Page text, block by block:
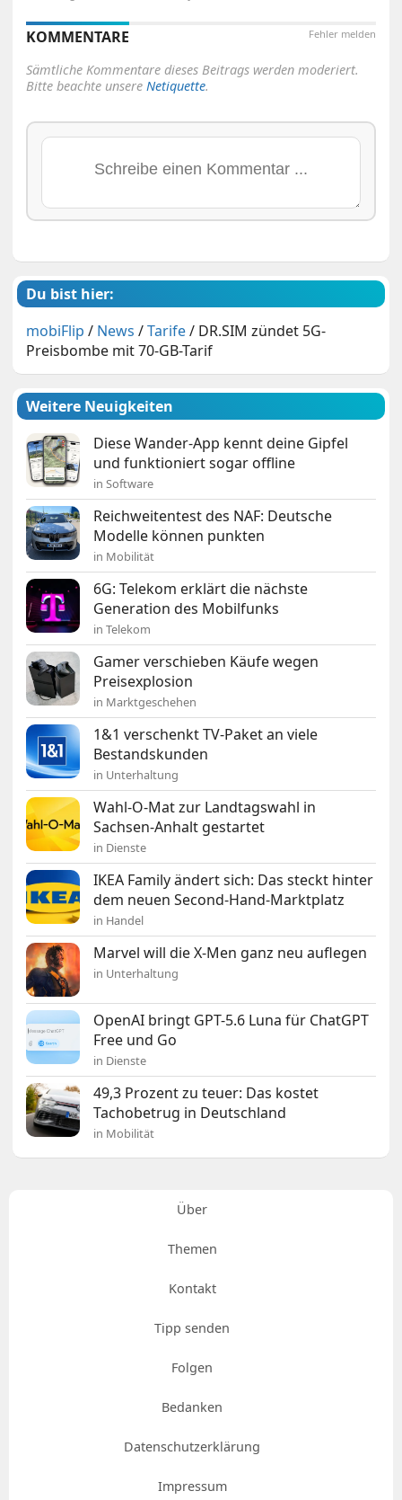
Fehler melden
KOMMENTARE
Sämtliche Kommentare dieses Beitrags werden moderiert.
Bitte beachte unsereNetiquette.
Du bist hier:
mobiFlip / News /Tarife/ DR.SIM zündet 5G-
Preisbombe mit 70-GB-Tarif
Weitere Neuigkeiten
Diese Wander-App kennt deine Gipfel
und funktioniert sogar offline
in Software
Reichweitentest des NAF: Deutsche
Modelle können punkten
in Mobilität
6G: Telekom erklärt die nächste
Generation des Mobilfunks
in Telekom
Gamer verschieben Käufe wegen
Preisexplosion
in Marktgeschehen
1&1 verschenkt TV-Paket an viele
Bestandskunden
in Unterhaltung
Wahl-O-Mat zur Landtagswahl in
Sachsen-Anhalt gestartet
in Dienste
IKEA Family ändert sich: Das steckt hinter
dem neuen Second-Hand-Marktplatz
in Handel
Marvel will die X-Men ganz neu auflegen
in Unterhaltung
OpenAI bringt GPT-5.6 Luna für ChatGPT
Free und Go
in Dienste
49,3 Prozent zu teuer: Das kostet
Tachobetrug in Deutschland
in Mobilität
Über
Themen
Kontakt
Tipp senden
Folgen
Bedanken
Datenschutzerklärung
Impressum